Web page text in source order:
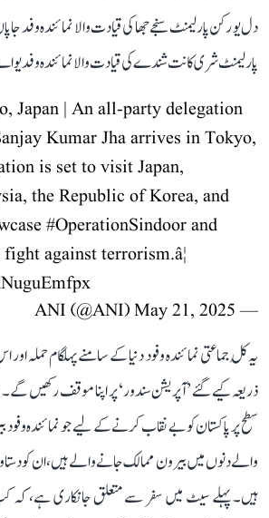
دل یو رکن پارلیمنٹ سنجے جھا کی قیادت والا نمائندہ وفد
پارلیمنٹ شری کانت شندے کی قیادت والا نمائندہ وفد
Japan | An all-party delegation
Kumar Jha arrives in Tokyo,
is set to visit Japan,
the Republic of Korea, and
#OperationSindoorand
against terrorism.â¦
— ANI (@ANI)
May 21, 2025
یہ کُل جماعتی نمائندہ وفود دنیا کے سامنے پہلگام حملہ
ذریعہ کیے گئے ’آپریشن سندور‘ پر اپنا موقف رکھیں گے۔
سطح پر پاکستان کو بے نقاب کرنے کے لیے جو نمائندہ
ہیں۔ پہلے سیٹ میں سفر سے متعلق جانکاری ہے، کہ